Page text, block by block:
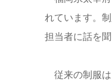
れています。
担当者に話を聞
従来の制服は